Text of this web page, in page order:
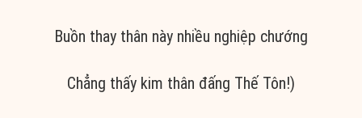
Buồn thay thân này nhiều nghiệp chướng
Chẳng thấy kim thân đấng Thế Tôn!)